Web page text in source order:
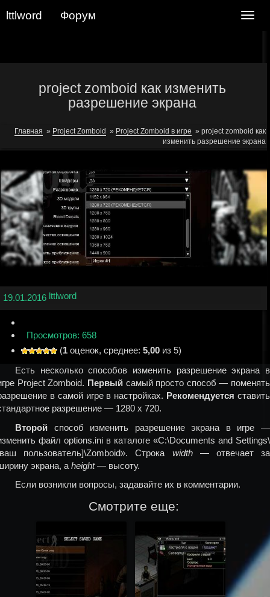
lttlword Форум
project zomboid как изменить
разрешение экрана
Главная » Project Zomboid » Project Zomboid в игре » project zomboid как
изменить разрешение экрана
19.01.2016 lttlword
Просмотров: 658
(1 оценок, среднее: 5,00 из 5)
Есть несколько способов изменить разрешение экрана в
Project Zomboid. Первыйсамый просто способ — поменять
в самой игре в настройках. Рекомендуется ставить
разрешение — 1280 х 720.
Второй способ изменить разрешение экрана в игре —
файл options.ini в каталоге «C:\Documents and Settings\
пользователь]\Zomboid». Строка width— отвечает за
экрана, а height— высоту.
Если возникли вопросы, задавайте их в комментарии.
Смотрите еще: